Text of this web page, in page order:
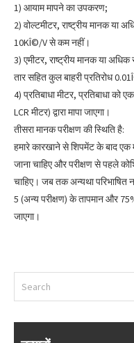
1) आयाम मापने का उपकरण;
2) वोल्टमीटर, राष्ट्रीय मानक या
10KÎ©/V से कम नहीं।
3) एमीटर, राष्ट्रीय मानक या अधिक
तार सहित कुल बाहरी प्रतिरोध
4) प्रतिबाधा मीटर, प्रतिबाधा
LCR मीटर) द्वारा मापा जाएगा।
तीसरा मानक परीक्षण की स्थिति है:
हमारे कारखाने से शिपमेंट के बाद एक
जाना चाहिए और परीक्षण से पहले
चाहिए। जब तक अन्यथा परिभाषित न
5 (अन्य परीक्षण) के तापमान और
जाएगा।